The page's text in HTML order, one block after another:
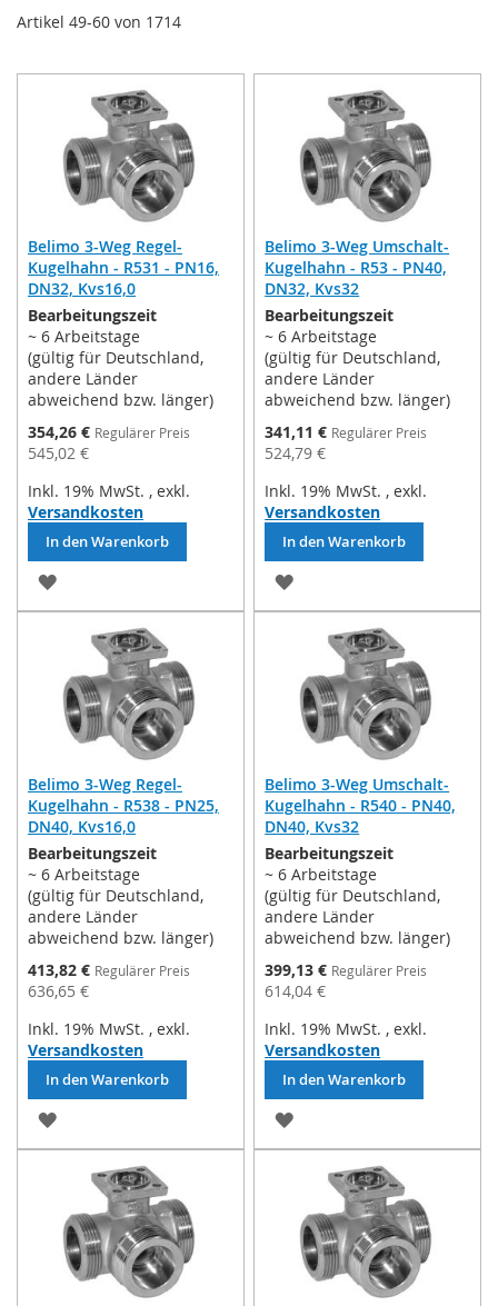
Artikel 49-60 von 1714
Belimo 3-Weg Regel-
Kugelhahn - R531 - PN16,
DN32, Kvs16,0
Bearbeitungszeit
~ 6 Arbeitstage
(gültig für Deutschland,
andere Länder
abweichend bzw. länger)
Sonderpreis
354,26 € Regulärer Preis
545,02 €
Inkl. 19% MwSt. , exkl.
Versandkosten
In den Warenkorb
ZUR
WUNSCHLISTE
HINZUFÜGEN
Belimo 3-Weg Umschalt-
Kugelhahn - R53 - PN40,
DN32, Kvs32
Bearbeitungszeit
~ 6 Arbeitstage
(gültig für Deutschland,
andere Länder
abweichend bzw. länger)
Sonderpreis
341,11 € Regulärer Preis
524,79 €
Inkl. 19% MwSt. , exkl.
Versandkosten
In den Warenkorb
ZUR
WUNSCHLISTE
HINZUFÜGEN
Belimo 3-Weg Regel-
Kugelhahn - R538 - PN25,
DN40, Kvs16,0
Bearbeitungszeit
~ 6 Arbeitstage
(gültig für Deutschland,
andere Länder
abweichend bzw. länger)
Sonderpreis
413,82 € Regulärer Preis
636,65 €
Inkl. 19% MwSt. , exkl.
Versandkosten
In den Warenkorb
ZUR
WUNSCHLISTE
HINZUFÜGEN
Belimo 3-Weg Umschalt-
Kugelhahn - R540 - PN40,
DN40, Kvs32
Bearbeitungszeit
~ 6 Arbeitstage
(gültig für Deutschland,
andere Länder
abweichend bzw. länger)
Sonderpreis
399,13 € Regulärer Preis
614,04 €
Inkl. 19% MwSt. , exkl.
Versandkosten
In den Warenkorb
ZUR
WUNSCHLISTE
HINZUFÜGEN